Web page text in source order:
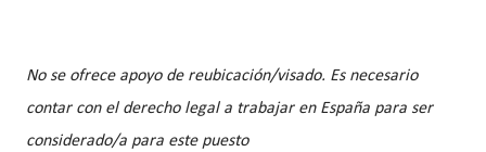
No se ofrece apoyo de reubicación/visado. Es necesario
contar con el derecho legal a trabajar en España para ser
considerado/a para este puesto